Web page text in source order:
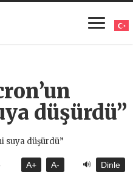
düşürdü”
A+ A- 🔊 Dinle